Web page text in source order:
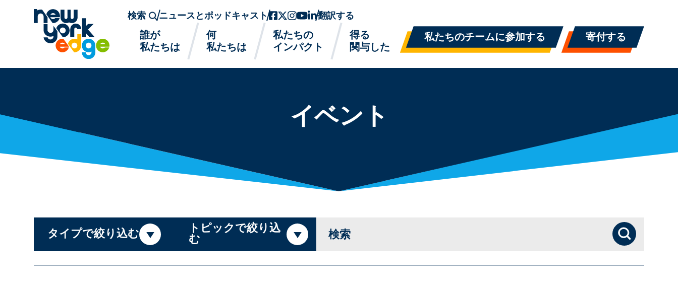
メインコンテンツへスキップ
検索 ニュースとポッドキャストフェイスブック
ツイッターx
インスタグラム
ユーチューブ
リンクトイン
翻訳する
誰が
私たちは
何
私たちは
私たちの
インパクト
得る
関与した
私たちのチームに参加する 寄付する
イベント
タイプで絞り込む トピックで絞り込
む 検索 検索